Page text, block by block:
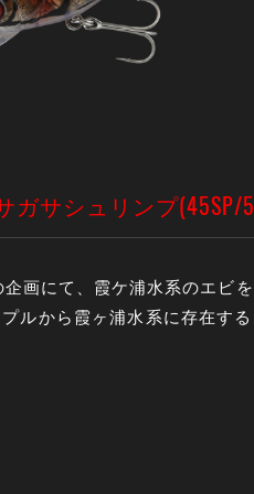
サシュリンプ(45SP/
画にて、霞ケ浦水系のエビ
ルから霞ヶ浦水系に存在す